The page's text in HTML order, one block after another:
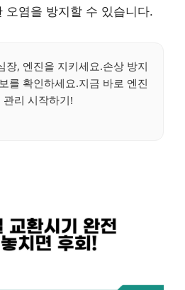
오염을 방지할 수 있습니다.
장, 엔진을 지키세요.손상 방지
를 확인하세요.지금 바로 엔진
관리 시작하기!